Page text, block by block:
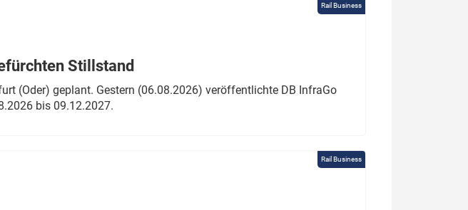
Rail Business
Stillstand
(Oder) geplant. Gestern (06.08.2026) veröffentlichte DB InfraGo
bis 09.12.2027.
Rail Business